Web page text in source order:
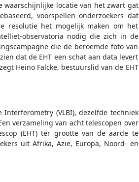
waarschijnlijke locatie van het zwart gat
voorspellen onderzoekers dat
resolutie het mogelijk maken om het
observatoria nodig die zich in de
die de beroemde foto van
dat de EHT een schat aan data levert
Heino Falcke, bestuurslid van de EHT
Interferometry (VLBI), dezelfde techniek
verzameling van acht telescopen over
(EHT) ter grootte van de aarde te
uit Afrika, Azië, Europa, Noord- en